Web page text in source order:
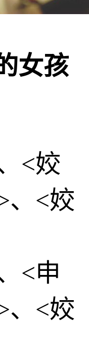
女孩
<姣
、<姣
<申
、<姣